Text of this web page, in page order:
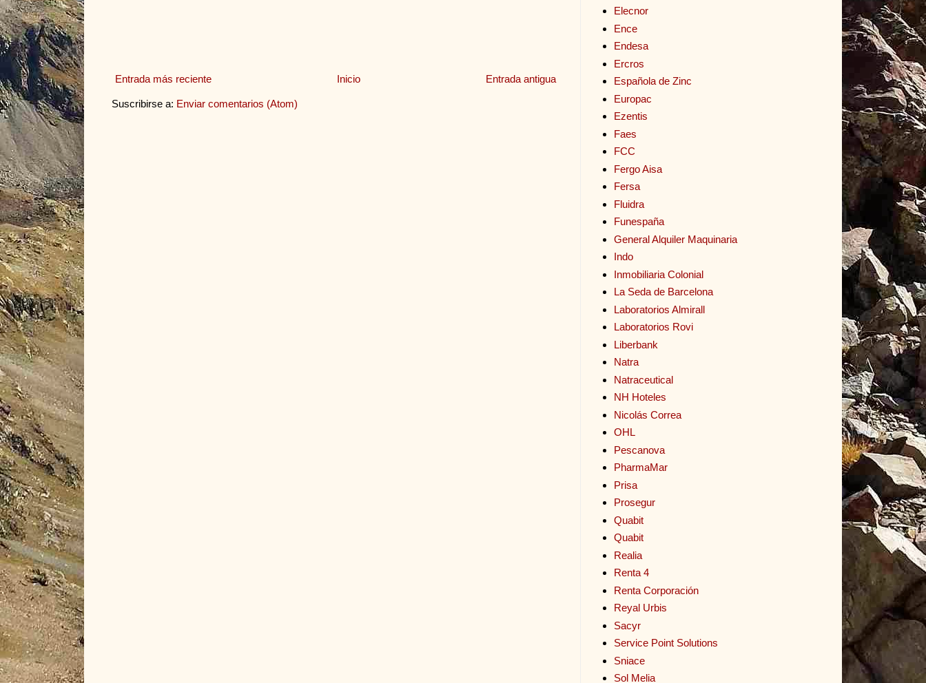
Entrada más reciente Entrada antigua
Inicio
Suscribirse a: Enviar comentarios (Atom)
Elecnor
Ence
Endesa
Ercros
Española de Zinc
Europac
Ezentis
Faes
FCC
Fergo Aisa
Fersa
Fluidra
Funespaña
General Alquiler Maquinaria
Indo
Inmobiliaria Colonial
La Seda de Barcelona
Laboratorios Almirall
Laboratorios Rovi
Liberbank
Natra
Natraceutical
NH Hoteles
Nicolás Correa
OHL
Pescanova
PharmaMar
Prisa
Prosegur
Quabit
Quabit
Realia
Renta 4
Renta Corporación
Reyal Urbis
Sacyr
Service Point Solutions
Sniace
Sol Melia